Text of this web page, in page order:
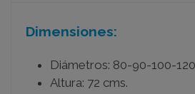
Dimensiones:
Diámetros: 80-90-100-
Altura: 72 cms.